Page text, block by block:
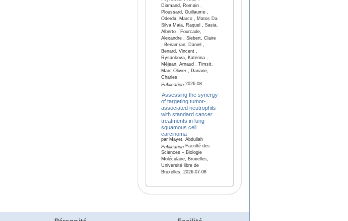
Diamand, Romain ,
Ploussard, Guillaume ,
Oderda, Marco , Matos Da
Silva Maia, Raquel , Sasia,
Alberto , Fourcade,
Alexandre , Siebert, Claire
, Benamran, Daniel ,
Benard, Vincent ,
Rysankova, Katerina ,
Méjean, Arnaud , Timsit,
Marc Olivier , Dariane,
Charles
Publication2026-08
Assessing the synergy
of targeting tumor-
associated neutrophils
with standard cancer
treatments in lung
squamous cell
carcinoma
par Mayet, Abdullah
PublicationFaculté des
Sciences – Biologie
Moléculaire, Bruxelles,
Université libre de
Bruxelles, 2026-07-08